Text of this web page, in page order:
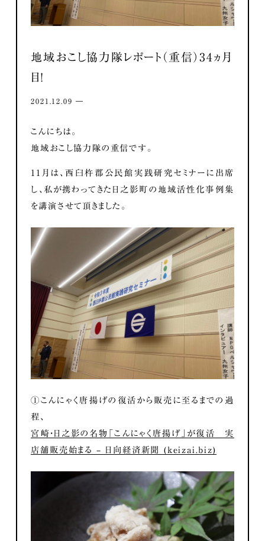
地域おこし協力隊レポート（重信）34ヵ月
目！
2021.12.09 ―
こんにちは。
地域おこし協力隊の重信です。
11月は、西臼杵郡公民館実践研究セミナーに出席
し、私が携わってきた日之影町の地域活性化事例集
を講演させて頂きました。
①こんにゃく唐揚げの復活から販売に至るまでの過
程、
宮崎・日之影の名物「こんにゃく唐揚げ」が復活 実
店舗販売始まる – 日向経済新聞 (keizai.biz)